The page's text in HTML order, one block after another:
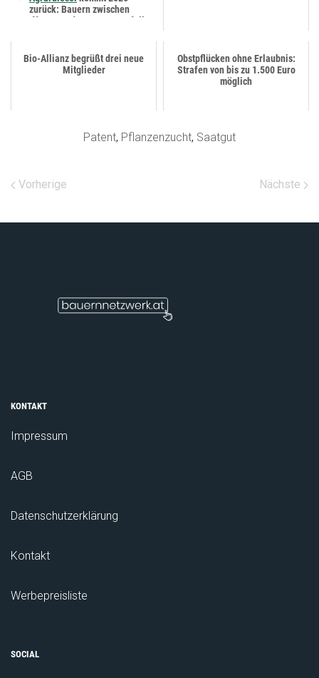
zurück: Bauern zwischen
Hoffnung und neuer Steuerfalle
Bio-Allianz begrüßt drei neue
Mitglieder
Obstpflücken ohne Erlaubnis:
Strafen von bis zu 1.500 Euro
möglich
Patent, Pflanzenzucht, Saatgut
Vorherige Nächste
KONTAKT
Impressum
AGB
Datenschutzerklärung
Kontakt
Werbepreisliste
SOCIAL